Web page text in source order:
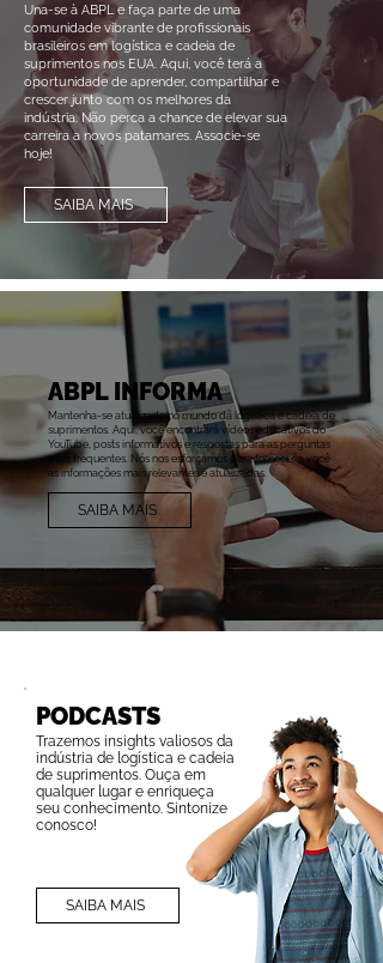
Una-se à ABPL e faça parte de uma
comunidade vibrante de profissionais
brasileiros em logística e cadeia de
suprimentos nos EUA. Aqui, você terá a
oportunidade de aprender, compartilhar e
crescer junto com os melhores da
indústria. Não perca a chance de elevar sua
carreira a novos patamares. Associe-se
hoje!
SAIBA MAIS
ABPL INFORMA
Mantenha-se atualizado no mundo da logística e cadeia de
suprimentos. Aqui, você encontrará vídeos educativos do
YouTube, posts informativos e respostas para as perguntas
mais frequentes. Nós nos esforçamos para fornecer a você
as informações mais relevantes e atualizadas.
SAIBA MAIS
PODCASTS
Trazemos insights valiosos da
indústria de logística e cadeia
de suprimentos. Ouça em
qualquer lugar e enriqueça
seu conhecimento. Sintonize
conosco!
SAIBA MAIS